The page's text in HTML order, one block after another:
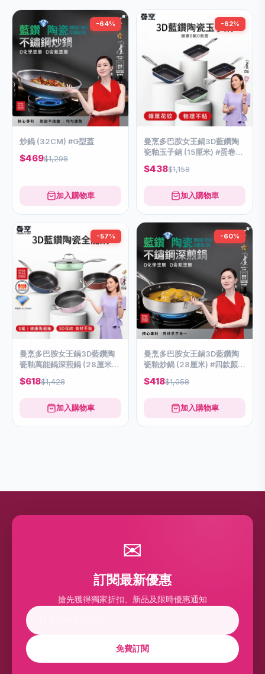
-64%
炒鍋 (32CM) #G型蓋
$469$1,298
加入購物車
-62%
曼烹多巴胺女王鍋3D藍鑽陶
瓷釉玉子鍋 (15厘米) #蛋卷煎
鍋 #四款顏色可供選購
$438$1,158
加入購物車
-57%
曼烹多巴胺女王鍋3D藍鑽陶
瓷釉萬能鍋深煎鍋 (28厘米) #
連G型鍋蓋 #四款顏色可供選
購
$618$1,428
加入購物車
-60%
曼烹多巴胺女王鍋3D藍鑽陶
瓷釉炒鍋 (28厘米) #四款顏色
可供選購：曼烹多巴胺女王鍋
3D藍鑽陶瓷釉炒鍋 (28厘
此款炒鍋，具有優異的耐熱性
$418$1,058
加入購物車
✉
訂閱最新優惠
搶先獲得獨家折扣、新品及限時優惠通知
免費訂閱